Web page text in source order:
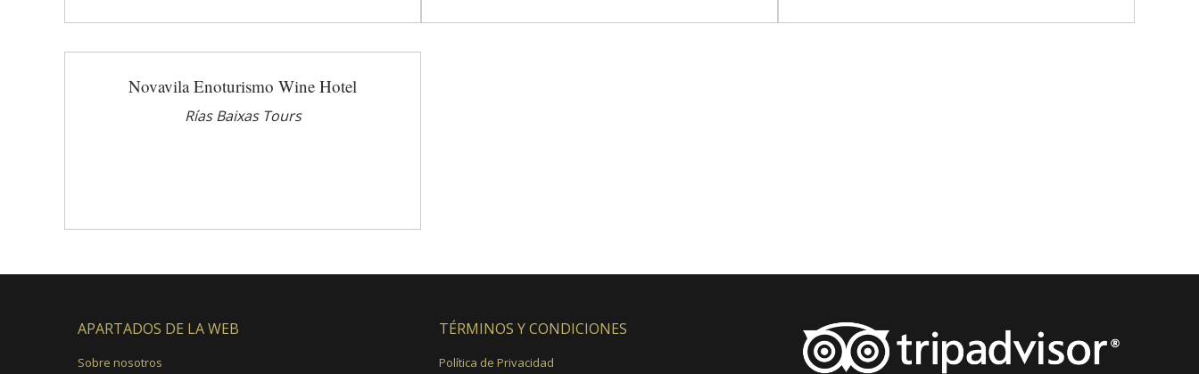
Novavila Enoturismo Wine Hotel
Rías Baixas Tours
APARTADOS DE LA WEB
Sobre nosotros
TÉRMINOS Y CONDICIONES
Política de Privacidad